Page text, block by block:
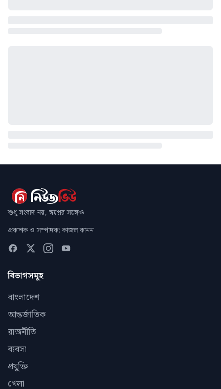
শুধু সংবাদ নয়, স্বপ্নের সঙ্গেও
প্রকাশক ও সম্পাদক: কাজল কানন
বিভাগসমূহ
বাংলাদেশ
আন্তর্জাতিক
রাজনীতি
ব্যবসা
প্রযুক্তি
খেলা